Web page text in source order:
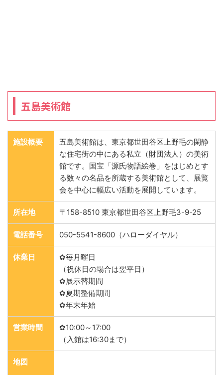
五島美術館
施設概要
五島美術館は、東京都世田谷区上野毛の閑静
な住宅街の中にある私立（財団法人）の美術
館です。国宝「源氏物語絵巻」をはじめとす
る数々の名品を所蔵する美術館として、展覧
会を中心に幅広い活動を展開しています。
所在地 〒158-8510 東京都世田谷区上野毛3-9-25
電話番号 050-5541-8600（ハローダイヤル）
休業日
✿毎月曜日
（祝休日の場合は翌平日）
✿展示替期間
✿夏期整備期間
✿年末年始
営業時間
✿10:00～17:00
（入館は16:30まで）
地図